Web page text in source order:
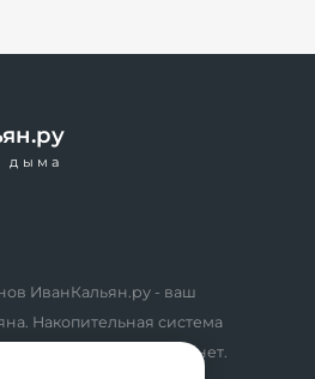
дыма
ИванКальян.ру - ваш
Накопительная система
Удобный личный кабинет.